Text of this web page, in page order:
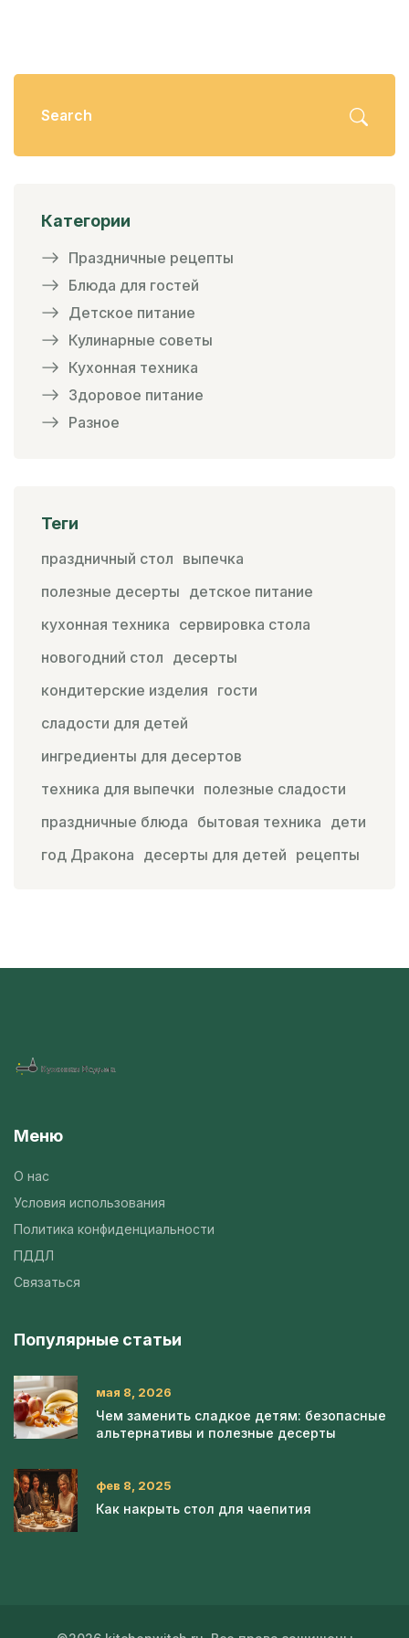
Категории
Праздничные рецепты
Блюда для гостей
Детское питание
Кулинарные советы
Кухонная техника
Здоровое питание
Разное
Теги
праздничный стол выпечка
полезные десерты детское питание
кухонная техника сервировка стола
новогодний стол десерты
кондитерские изделия гости
сладости для детей
ингредиенты для десертов
техника для выпечки полезные сладости
праздничные блюда бытовая техника дети
год Дракона десерты для детей рецепты
Меню
О нас
Условия использования
Политика конфиденциальности
ПДДЛ
Связаться
Популярные статьи
мая 8, 2026
Чем заменить сладкое детям: безопасные
альтернативы и полезные десерты
фев 8, 2025
Как накрыть стол для чаепития